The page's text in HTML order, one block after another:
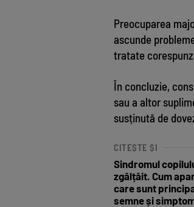
Preocuparea
ascunde
tratate
În concluzie,
sau a altor
susținută de
CITEȘTE ȘI
Sindromul
zgâlțâit. Cum
care sunt
semne și